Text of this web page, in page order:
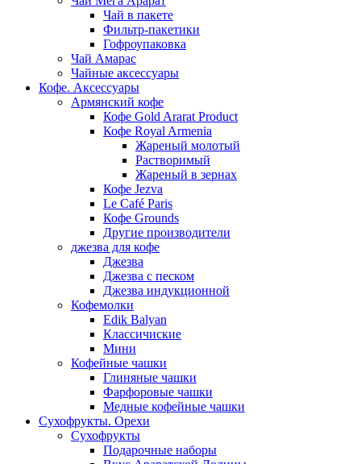
Чай в пакете
Фильтр-пакетики
Гофроупаковка
Чай Амарас
Чайные аксессуары
Кофе. Аксессуары
Армянский кофе
Кофе Gold Ararat Product
Кофе Royal Armenia
Жареный молотый
Растворимый
Жареный в зернах
Кофе Jezva
Le Café Paris
Кофе Grounds
Другие производители
джезва для кофе
Джезва
Джезва с песком
Джезва индукционной
Кофемолки
Edik Balyan
Классичиские
Мини
Кофейные чашки
Глиняные чашки
Фарфоровые чашки
Медные кофейные чашки
Сухофрукты. Орехи
Сухофрукты
Подарочные наборы